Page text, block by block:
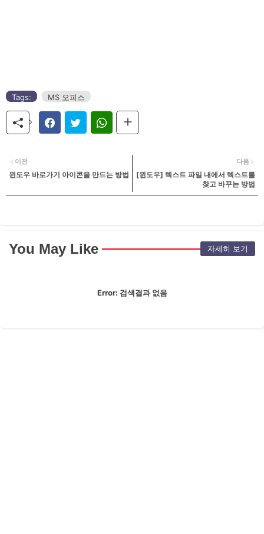
Tags: MS 오피스
다음
[윈도우] 텍스트 파일 내에서 텍스트를
찾고 바꾸는 방법
이전
윈도우 바로가기 아이콘을 만드는 방법
You May Like 자세히 보기
Error: 검색결과 없음